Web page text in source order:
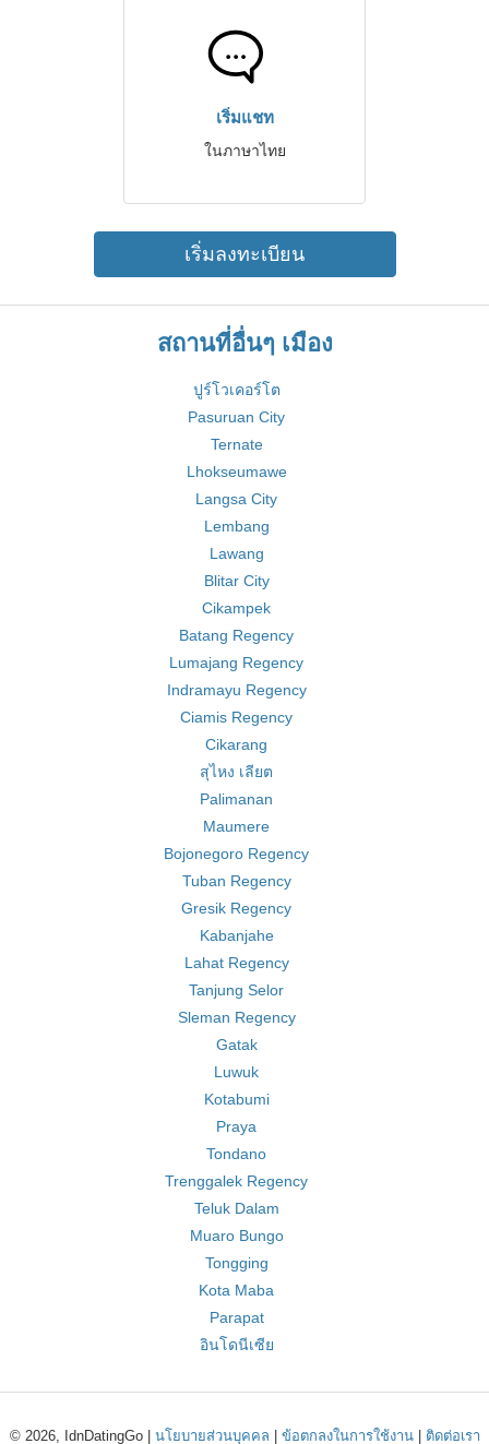
เริ่มแชท
ในภาษาไทย
เริ่มลงทะเบียน
สถานที่อื่นๆ เมือง
ปูร์โวเคอร์โต
Pasuruan City
Ternate
Lhokseumawe
Langsa City
Lembang
Lawang
Blitar City
Cikampek
Batang Regency
Lumajang Regency
Indramayu Regency
Ciamis Regency
Cikarang
สุไหง เลียต
Palimanan
Maumere
Bojonegoro Regency
Tuban Regency
Gresik Regency
Kabanjahe
Lahat Regency
Tanjung Selor
Sleman Regency
Gatak
Luwuk
Kotabumi
Praya
Tondano
Trenggalek Regency
Teluk Dalam
Muaro Bungo
Tongging
Kota Maba
Parapat
อินโดนีเซีย
© 2026, IdnDatingGo | นโยบายส่วนบุคคล ข้อตกลงในการใช้งาน| ติดต่อเรา